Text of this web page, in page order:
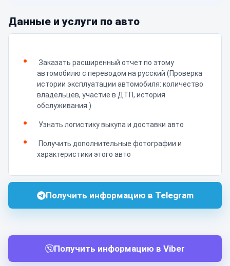
Данные и услуги по авто
Заказать расширенный отчет по этому
автомобилю с переводом на русский (Проверка
истории эксплуатации автомобиля: количество
владельцев, участие в ДТП, история
обслуживания.)
Узнать логистику выкупа и доставки авто
Получить дополнительные фотографии и
характеристики этого авто
Получить информацию в Telegram
Получить информацию в Viber